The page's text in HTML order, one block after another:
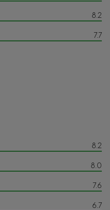
8.2
7.7
8.2
8.0
7.6
6.7